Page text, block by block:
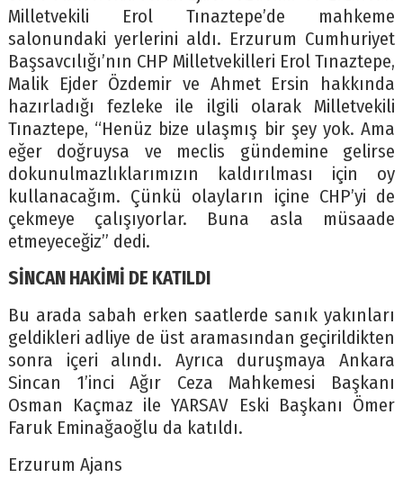
Milletvekili Erol Tınaztepe’de mahkeme
salonundaki yerlerini aldı. Erzurum Cumhuriyet
Başsavcılığı’nın CHP Milletvekilleri Erol Tınaztepe,
Malik Ejder Özdemir ve Ahmet Ersin hakkında
hazırladığı fezleke ile ilgili olarak Milletvekili
Tınaztepe, “Henüz bize ulaşmış bir şey yok. Ama
eğer doğruysa ve meclis gündemine gelirse
dokunulmazlıklarımızın kaldırılması için oy
kullanacağım. Çünkü olayların içine CHP’yi de
çekmeye çalışıyorlar. Buna asla müsaade
etmeyeceğiz” dedi.
SİNCAN HAKİMİ DE KATILDI
Bu arada sabah erken saatlerde sanık yakınları
geldikleri adliye de üst aramasından geçirildikten
sonra içeri alındı. Ayrıca duruşmaya Ankara
Sincan 1’inci Ağır Ceza Mahkemesi Başkanı
Osman Kaçmaz ile YARSAV Eski Başkanı Ömer
Faruk Eminağaoğlu da katıldı.
Erzurum Ajans